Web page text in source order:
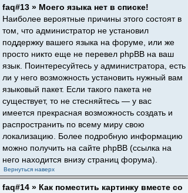
faq#13 » Моего языка нет в списке!
Наиболее вероятные причины этого состоят в
том, что администратор не установил
поддержку вашего языка на форуме, или же
просто никто еще не перевел phpBB на ваш
язык. Поинтересуйтесь у администратора, есть
ли у него возможность установить нужный вам
языковый пакет. Если такого пакета не
существует, то не стесняйтесь — у вас
имеется прекрасная возможность создать и
распространить по всему миру свою
локализацию. Более подробную информацию
можно получить на сайте phpBB (ссылка на
него находится внизу страниц форума).
Вернуться наверх
faq#14 » Как поместить картинку вместе со